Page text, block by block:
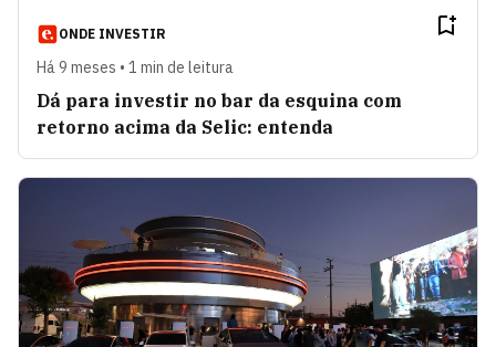
ONDE INVESTIR
Há 9 meses • 1 min de leitura
Dá para investir no bar da esquina com
retorno acima da Selic: entenda